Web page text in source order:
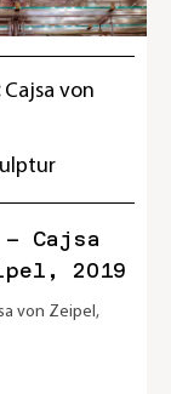
Cajsa von
– Cajsa
2019
von Zeipel,